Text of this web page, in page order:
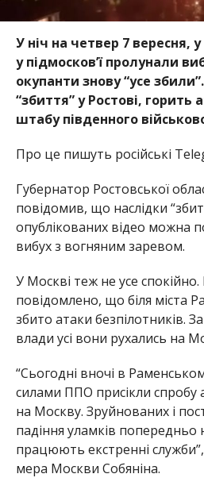
У ніч на четвер 7 вересня,
у підмосков’ї пролунали
окупанти знову “усе
“збиття” у Ростові, горить
штабу південного
Про це пишуть російські
Губернатор Ростовської
повідомив, що наслідки
опублікованих відео можна
вибух з вогняним заревом.
У Москві теж не усе
повідомлено, що біля міста
збито атаки безпілотників.
влади усі вони рухались на
“Сьогодні вночі в
силами ППО присікли спробу
на Москву. Зруйнованих і
падіння уламків попередньо
працюють екстренні
мера Москви Собяніна.